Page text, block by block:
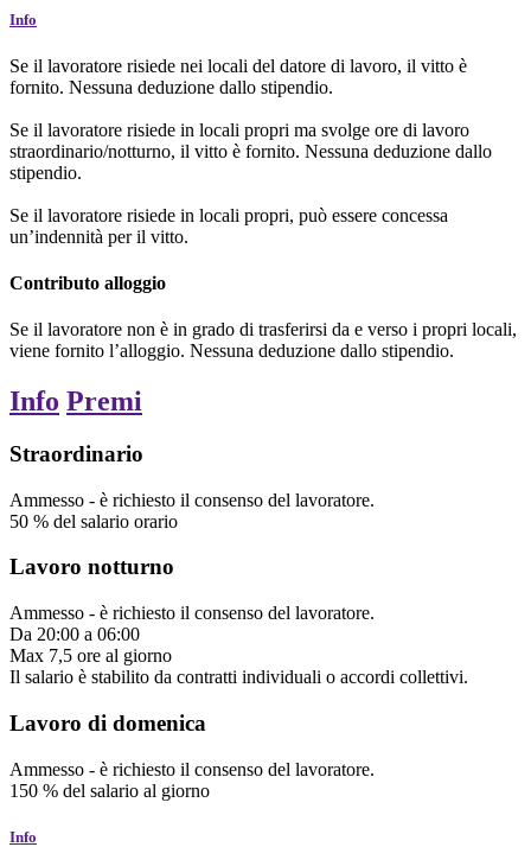
Info
Se il lavoratore risiede nei locali del datore di lavoro, il vitto è
fornito. Nessuna deduzione dallo stipendio.
Se il lavoratore risiede in locali propri ma svolge ore di lavoro
straordinario/notturno, il vitto è fornito. Nessuna deduzione dallo
stipendio.
Se il lavoratore risiede in locali propri, può essere concessa
un’indennità per il vitto.
Contributo alloggio
Se il lavoratore non è in grado di trasferirsi da e verso i propri locali,
viene fornito l’alloggio. Nessuna deduzione dallo stipendio.
Info Premi
Straordinario
Ammesso - è richiesto il consenso del lavoratore.
50 % del salario orario
Lavoro notturno
Ammesso - è richiesto il consenso del lavoratore.
Da 20:00 a 06:00
Max 7,5 ore al giorno
Il salario è stabilito da contratti individuali o accordi collettivi.
Lavoro di domenica
Ammesso - è richiesto il consenso del lavoratore.
150 % del salario al giorno
Info